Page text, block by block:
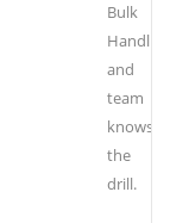
Bulk
Handling
and
team
knows
the
drill.